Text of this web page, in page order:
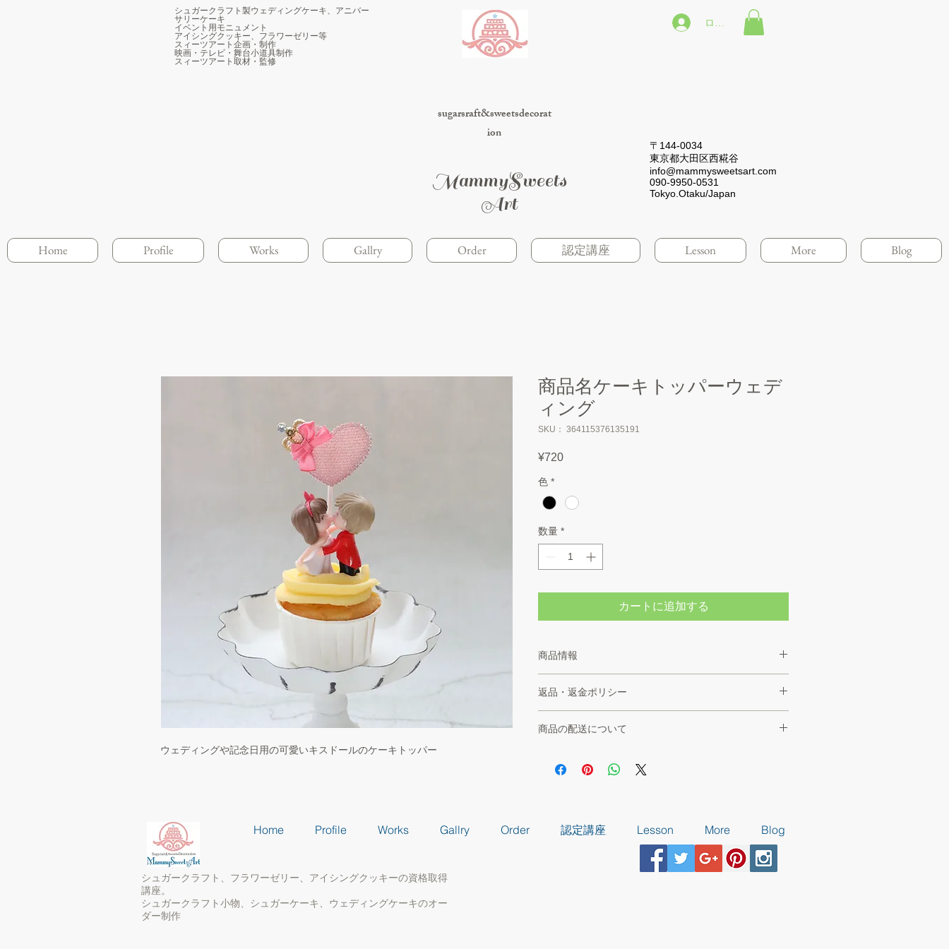
シュガークラフト製ウェディングケーキ、アニバー
サリーケーキ
イベント用モニュメント
アイシングクッキー、フラワーゼリー等
スィーツアート企画・制作
映画・テレビ・舞台小道具制作
スィーツアート取材・監修
sugarsraft&sweetsdecorat
ion
MammySweets
Art
ログイン
〒144-0034
東京都大田区西糀谷
info@mammysweetsart.com
090-9950-0531
Tokyo.Otaku/Japan
Home Profile Works Gallry Order 認定講座 Lesson More Blog
ウェディングや記念日用の可愛いキスドールのケーキトッパー
商品名ケーキトッパーウェデ
ィング
SKU： 364115376135191
¥720価
色 *
数量 *
カートに追加する
商品情報
商品によって服装の色や表情が違う場合がございます。
返品・返金ポリシー
のゆがみや色のむら等がございます。写真とイメージが
で、ご納得の上ご注文ください。
商品の配送について
Home Profile Works Gallry Order 認定講座 Lesson More Blog
シュガークラフト、フラワーゼリー、アイシングクッキーの資格取得
講座。
シュガークラフト小物、シュガーケーキ、ウェディングケーキのオー
ダー制作